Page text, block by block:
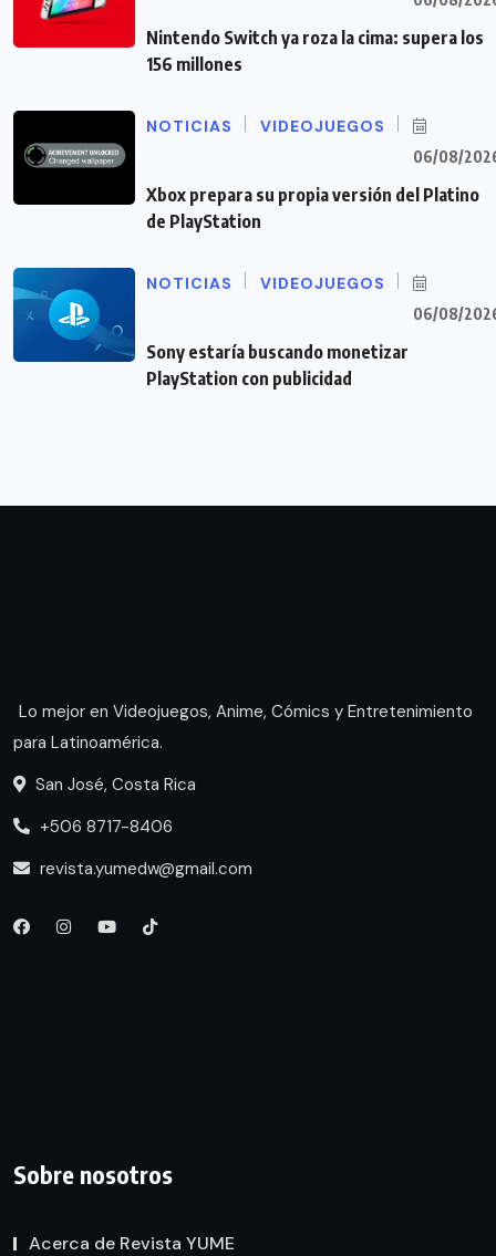
Nintendo Switch ya roza la cima: supera los
156 millones
NOTICIAS VIDEOJUEGOS
06/08/
Xbox prepara su propia versión del Platino
de PlayStation
NOTICIAS VIDEOJUEGOS
06/08/
Sony estaría buscando monetizar
PlayStation con publicidad
Lo mejor en Videojuegos, Anime, Cómics y Entretenimiento
para Latinoamérica.
San José, Costa Rica
+506 8717-8406
revista.yumedw@gmail.com
Sobre nosotros
Acerca de Revista YUME